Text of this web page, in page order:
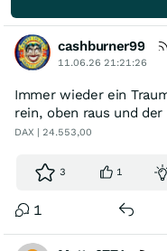
cashburner99
11.06.26 21:21:26
Immer wieder ein
rein, oben raus und
DAX | 24.553,00
3 1
1